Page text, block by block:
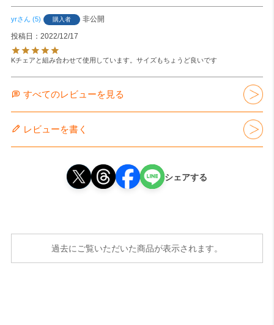
yr 5 購入者
非公開
投稿日
2022/12/17
Kチェアと組み合わせて使用しています。サイズもちょうど良いです
すべてのレビューを見る
レビューを書く
シェアする
過去にご覧いただいた商品が表示されます。